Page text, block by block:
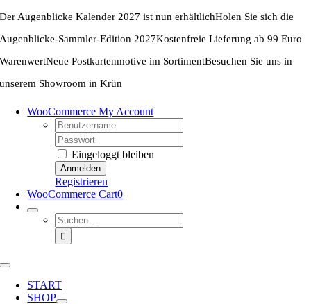
Zum
Inhalt
springen
Der Augenblicke Kalender 2027 ist nun erhältlichHolen Sie sich die
Augenblicke-Sammler-Edition 2027Kostenfreie Lieferung ab 99 Euro
WarenwertNeue Postkartenmotive im SortimentBesuchen Sie uns in
unserem Showroom in Krün
WooCommerce My Account
Username:
Password:
Eingeloggt bleiben
Registrieren
WooCommerce Cart0
Suche
nach:
Toggle
NavigationSTART
SHOP